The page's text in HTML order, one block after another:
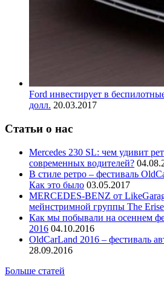
Ford инвестирует в
долл. 20.03.2017
Статьи о нас
Mercedes 230 SL: чем удивит
современных водителей?
В стиле ретро – фестиваль
Как это было 03.05.2017
MERCEDES-BENZ от
мейнстримной группы The
Как мы побывали на осеннем
2016 04.10.2016
OldCarLand 2016 – фестиваль
28.09.2016
Больше статей